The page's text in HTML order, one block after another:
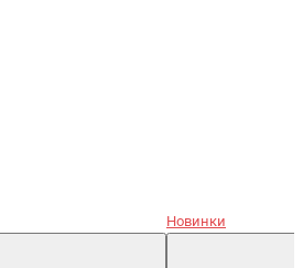
Новинки